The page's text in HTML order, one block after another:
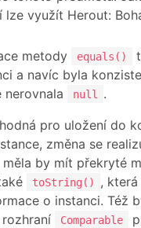
lze využít Herout:
metody
equals()
a navíc byla
nerovnala
null
.
pro uložení do
změna se
měla by mít překryté
toString()
,
o instanci. Též
Comparable